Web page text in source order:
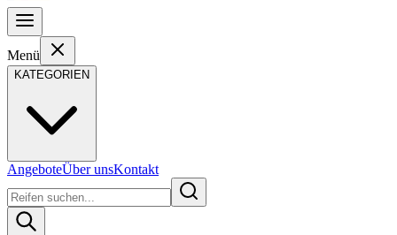
Menü
KATEGORIEN
AngeboteÜber unsKontakt